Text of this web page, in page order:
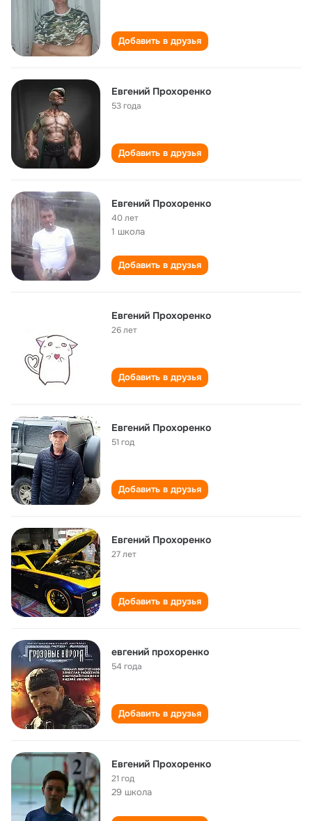
Добавить в друзья
Евгений Прохоренко
53 года
Добавить в друзья
Евгений Прохоренко
40 лет
1 школа
Добавить в друзья
Евгений Прохоренко
26 лет
Добавить в друзья
Евгений Прохоренко
51 год
Добавить в друзья
Евгений Прохоренко
27 лет
Добавить в друзья
евгений прохоренко
54 года
Добавить в друзья
Евгений Прохоренко
21 год
29 школа